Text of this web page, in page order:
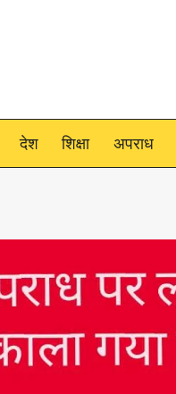
देश शिक्षा अपराध